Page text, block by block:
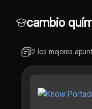
cambio
2 los mejores